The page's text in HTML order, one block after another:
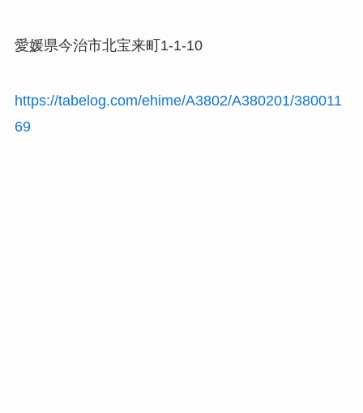
愛媛県今治市北宝来町1-1-10
https://tabelog.com/ehime/A3802/A380201/380011
69